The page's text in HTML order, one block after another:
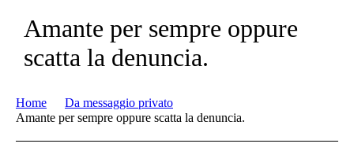
Amante per sempre oppure
scatta la denuncia.
Home
Da messaggio privato
Amante per sempre oppure scatta la denuncia.